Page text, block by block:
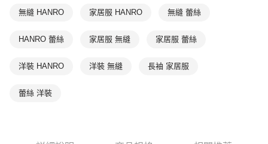
宅配
無縫 HANRO 家居服 HANRO 無縫 蕾絲
HANRO 蕾絲 家居服 無縫 家居服 蕾絲
洋裝 HANRO 洋裝 無縫 長袖 家居服
蕾絲 洋裝